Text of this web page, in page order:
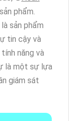
phẩm.
là sản phẩm
tin cậy và
năng và
là một sự lựa
giám sát